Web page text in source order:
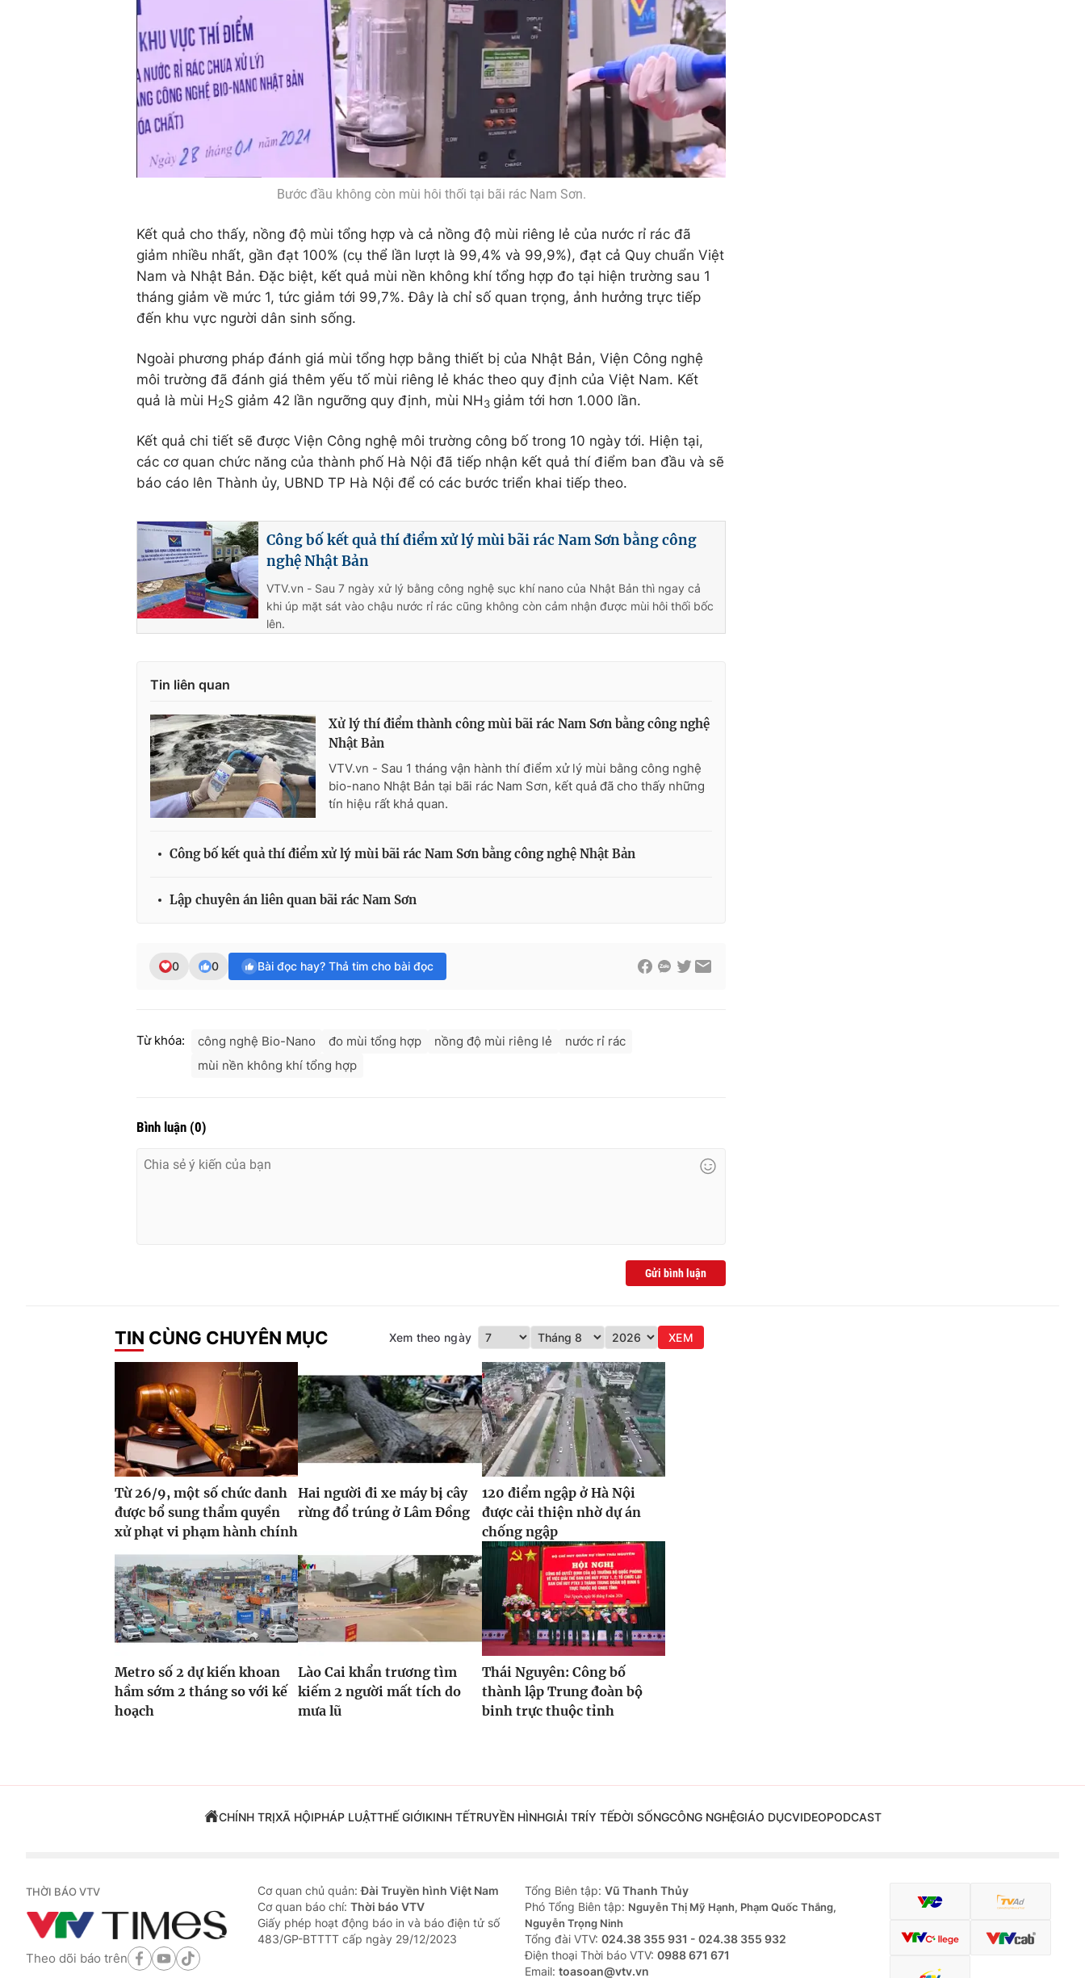
Bước đầu không còn mùi hôi thối tại bãi rác Nam Sơn.
Kết quả cho thấy, nồng độ mùi tổng hợp và cả nồng độ mùi riêng lẻ của nước rỉ rác đã
giảm nhiều nhất, gần đạt 100% (cụ thể lần lượt là 99,4% và 99,9%), đạt cả Quy chuẩn Việt
Nam và Nhật Bản. Đặc biệt, kết quả mùi nền không khí tổng hợp đo tại hiện trường sau 1
tháng giảm về mức 1, tức giảm tới 99,7%. Đây là chỉ số quan trọng, ảnh hưởng trực tiếp
đến khu vực người dân sinh sống.
Ngoài phương pháp đánh giá mùi tổng hợp bằng thiết bị của Nhật Bản, Viện Công nghệ
môi trường đã đánh giá thêm yếu tố mùi riêng lẻ khác theo quy định của Việt Nam. Kết
quả là mùi H 2S giảm 42 lần ngưỡng quy định, mùi NH 3 giảm tới hơn 1.000 lần.
Kết quả chi tiết sẽ được Viện Công nghệ môi trường công bố trong 10 ngày tới. Hiện tại,
các cơ quan chức năng của thành phố Hà Nội đã tiếp nhận kết quả thí điểm ban đầu và sẽ
báo cáo lên Thành ủy, UBND TP Hà Nội để có các bước triển khai tiếp theo.
Công bố kết quả thí điểm xử lý mùi bãi rác Nam Sơn bằng công
nghệ Nhật Bản
VTV.vn - Sau 7 ngày xử lý bằng công nghệ sục khí nano của Nhật Bản thì ngay cả
khi úp mặt sát vào chậu nước rỉ rác cũng không còn cảm nhận được mùi hôi thối bốc
lên.
Tin liên quan
Xử lý thí điểm thành công mùi bãi rác Nam Sơn bằng công nghệ
Nhật Bản
VTV.vn - Sau 1 tháng vận hành thí điểm xử lý mùi bằng công nghệ
bio-nano Nhật Bản tại bãi rác Nam Sơn, kết quả đã cho thấy những
tín hiệu rất khả quan.
Công bố kết quả thí điểm xử lý mùi bãi rác Nam Sơn bằng công nghệ Nhật Bản
Lập chuyên án liên quan bãi rác Nam Sơn
0 0 Bài đọc hay? Thả tim cho bài đọc
Từ khóa: công nghệ Bio-Nano đo mùi tổng hợp nồng độ mùi riêng lẻ
nước rỉ rác
mùi nền không khí tổng hợp
Bình luận (0)
Gửi bình luận
TIN CÙNG CHUYÊN MỤC Xem theo ngày XEM
Từ 26/9, một số chức danh
được bổ sung thẩm quyền
xử phạt vi phạm hành chính
Hai người đi xe máy bị cây
rừng đổ trúng ở Lâm Đồng
120 điểm ngập ở Hà Nội
được cải thiện nhờ dự án
chống ngập
Metro số 2 dự kiến khoan
hầm sớm 2 tháng so với kế
hoạch
Lào Cai khẩn trương tìm
kiếm 2 người mất tích do
mưa lũ
Thái Nguyên: Công bố
thành lập Trung đoàn bộ
binh trực thuộc tỉnh
CHÍNH TRỊXÃ HỘIPHÁP LUẬTTHẾ GIỚIKINH TẾTRUYỀN HÌNHGIẢI TRÍY TẾĐỜI SỐNGCÔNG NGHỆGIÁO DỤCVIDEOPODCAST
THỜI BÁO VTV
Theo dõi báo trên
Cơ quan chủ quản:Đài Truyền hình Việt Nam
Cơ quan báo chí: Thời báo VTV
Giấy phép hoạt động báo in và báo điện tử số
483/GP-BTTTT cấp ngày 29/12/2023
Tổng Biên tập: Vũ Thanh Thủy
Phó Tổng Biên tập: Nguyễn Thị Mỹ Hạnh, Phạm Quốc Thắng,
Nguyễn Trọng Ninh
Tổng đài VTV: 024.38 355 931 - 024.38 355 932
Ðiện thoại Thời báo VTV: 0988 671 671
Email: toasoan@vtv.vn